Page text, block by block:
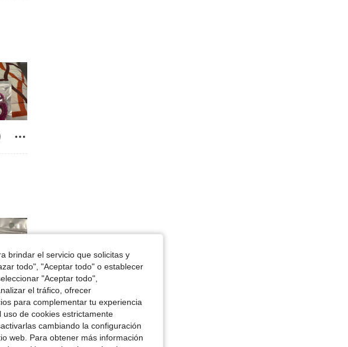
brindar el servicio que solicitas y
todo", "Aceptar todo" o establecer
"Aceptar todo",
el tráfico, ofrecer
para complementar tu experiencia
uso de cookies estrictamente
cambiando la configuración
web. Para obtener más información